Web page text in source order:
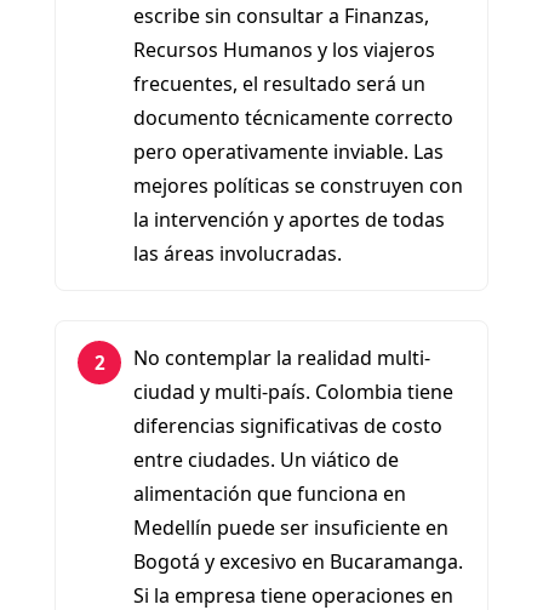
escribe sin consultar a Finanzas,
Recursos Humanos y los viajeros
frecuentes, el resultado será un
documento técnicamente correcto
pero operativamente inviable. Las
mejores políticas se construyen con
la intervención y aportes de todas
las áreas involucradas.
2
No contemplar la realidad multi-
ciudad y multi-país. Colombia tiene
diferencias significativas de costo
entre ciudades. Un viático de
alimentación que funciona en
Medellín puede ser insuficiente en
Bogotá y excesivo en Bucaramanga.
Si la empresa tiene operaciones en